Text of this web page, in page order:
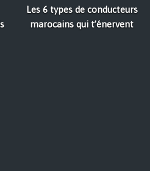
Les 6 types de conducteurs
marocains qui t’énervent